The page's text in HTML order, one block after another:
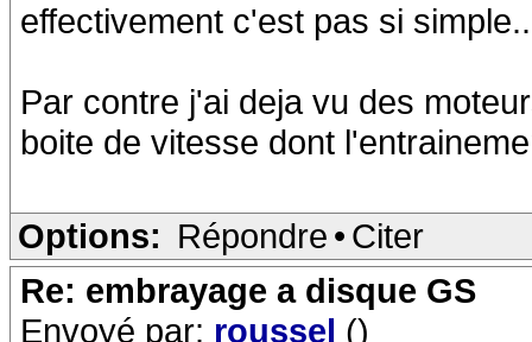
effectivement c'est pas si
Par contre j'ai deja vu des
boite de vitesse dont
Options: Répondre • Citer
Re: embrayage a disque GS
Envoyé par: roussel ()